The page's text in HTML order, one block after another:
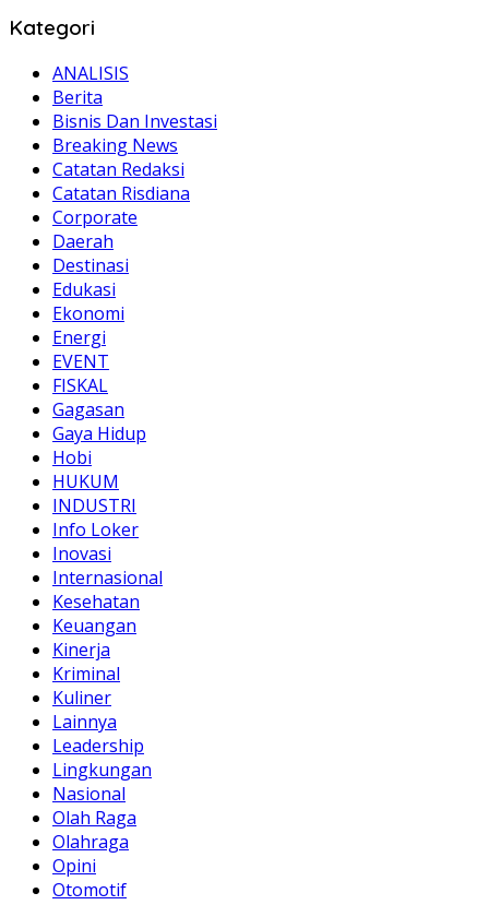
Kategori
ANALISIS
Berita
Bisnis Dan Investasi
Breaking News
Catatan Redaksi
Catatan Risdiana
Corporate
Daerah
Destinasi
Edukasi
Ekonomi
Energi
EVENT
FISKAL
Gagasan
Gaya Hidup
Hobi
HUKUM
INDUSTRI
Info Loker
Inovasi
Internasional
Kesehatan
Keuangan
Kinerja
Kriminal
Kuliner
Lainnya
Leadership
Lingkungan
Nasional
Olah Raga
Olahraga
Opini
Otomotif